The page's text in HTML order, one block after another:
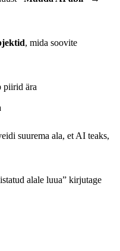
, mida soovite
piirid ära
suurema ala, et AI teaks,
alale luua” kirjutage